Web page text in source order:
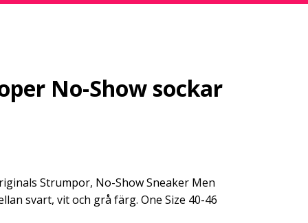
No-Show sockar
Strumpor, No-Show Sneaker Men
svart, vit och grå färg. One Size 40-46